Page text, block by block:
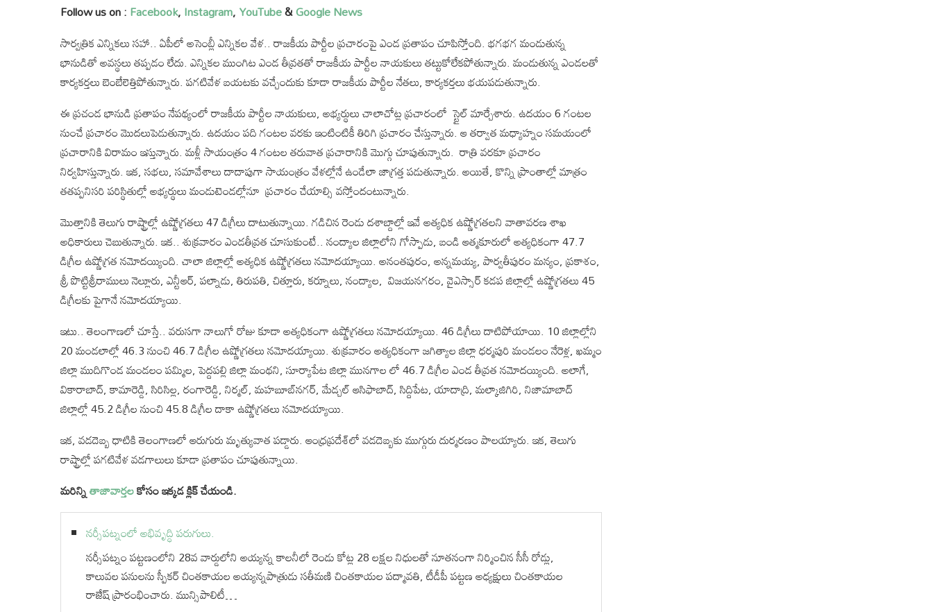
Follow us on :Facebook,Instagram,YouTube&Google News
సార్వత్రిక ఎన్నికలు సహా.. ఏపీలో అసెంబ్లీ ఎన్నికల వేళ.. రాజకీయ పార్టీల ప్రచారంపై ఎండ ప్రతాపం చూపిస్తోంది. భగభగ మండుతున్న
భానుడితో అవస్థలు తప్పడం లేదు. ఎన్నికల ముంగిట ఎండ తీవ్రతతో రాజకీయ పార్టీల నాయకులు తట్టుకోలేకపోతున్నారు. మండుతున్న ఎండలతో
కార్యకర్తలు బెంబేలెత్తిపోతున్నారు. పగటివేళ బయటకు వచ్చేందుకు కూడా రాజకీయ పార్టీల నేతలు, కార్యకర్తలు భయపడుతున్నారు.
ఈ ప్రచండ భానుడి ప్రతాపం నేపథ్యంలో రాజకీయ పార్టీల నాయకులు, అభ్యర్థులు చాలాచోట్ల ప్రచారంలో స్టైల్‌ మార్చేశారు. ఉదయం 6 గంటల
నుంచే ప్రచారం మొదలుపెడుతున్నారు. ఉదయం పది గంటల వరకు ఇంటింటికీ తిరిగి ప్రచారం చేస్తున్నారు. ఆ తర్వాత మధ్యాహ్నం సమయంలో
ప్రచారానికి విరామం ఇస్తున్నారు. మళ్లీ సాయంత్రం 4 గంటల తరువాత ప్రచారానికి మొగ్గు చూపుతున్నారు. రాత్రి వరకూ ప్రచారం
నిర్వహిస్తున్నారు. ఇక, సభలు, సమావేశాలు దాదాపుగా సాయంత్రం వేళల్లోనే ఉండేలా జాగ్రత్త పడుతున్నారు. అయితే, కొన్ని ప్రాంతాల్లో మాత్రం
తతప్పనిసరి పరిస్థితుల్లో అభ్యర్థులు మండుటెండల్లోనూ ప్రచారం చేయాల్సి వస్తోందంటున్నారు.
మొత్తానికి తెలుగు రాష్ట్రాల్లో ఉష్ణోగ్రతలు 47 డిగ్రీలు దాటుతున్నాయి. గడిచిన రెండు దశాబ్దాల్లో ఇవే అత్యధిక ఉష్ణోగ్రతలని వాతావరణ శాఖ
అధికారులు చెబుతున్నారు. ఇక.. శుక్రవారం ఎండతీవ్రత చూసుకుంటే.. నంద్యాల జిల్లాలోని గోస్పాడు, బండి ఆత్మకూరులో అత్యధికంగా 47.7
డిగ్రీల ఉష్ణోగ్రత నమోదయ్యింది. చాలా జిల్లాల్లో అత్యధిక ఉష్ణోగ్రతలు నమోదయ్యాయి. అనంతపురం, అన్నమయ్య, పార్వతీపురం మన్యం, ప్రకాశం,
శ్రీ పొట్టిశ్రీరాములు నెల్లూరు, ఎన్టీఆర్‌, పల్నాడు, తిరుపతి, చిత్తూరు, కర్నూలు, నంద్యాల, విజయనగరం, వైఎస్సార్‌ కడప జిల్లాల్లో ఉష్ణోగ్రతలు 45
డిగ్రీలకు పైగానే నమోదయ్యాయి.
ఇటు.. తెలంగాణలో చూస్తే.. వరుసగా నాలుగో రోజు కూడా అత్యధికంగా ఉష్ణోగ్రతలు నమోదయ్యాయి. 46 డిగ్రీలు దాటిపోయాయి. 10 జిల్లాల్లోని
20 మండలాల్లో 46.3 నుంచి 46.7 డిగ్రీల ఉష్ణోగ్రతలు నమోదయ్యాయి. శుక్రవారం అత్యధికంగా జగిత్యాల జిల్లా ధర్మపురి మండలం నేరెళ్ల, ఖమ్మం
జిల్లా ముదిగొండ మండలం పమ్మిల, పెద్దపల్లి జిల్లా మంథని, సూర్యాపేట జిల్లా మునగాల లో 46.7 డిగ్రీల ఎండ తీవ్రత నమోదయ్యింది. అలాగే,
వికారాబాద్‌, కామారెడ్డి, సిరిసిల్ల, రంగారెడ్డి, నిర్మల్‌, మహబూబ్‌నగర్‌, మేడ్చల్‌ ఆసిఫాబాద్‌, సిద్దిపేట, యాదాద్రి, మల్కాజిగిరి, నిజామాబాద్‌
జిల్లాల్లో 45.2 డిగ్రీల నుంచి 45.8 డిగ్రీల దాకా ఉష్ణోగ్రతలు నమోదయ్యాయి.
ఇక, వడదెబ్బ ధాటికి తెలంగాణలో ఆరుగురు మృత్యువాత పడ్డారు. ఆంధ్రప్రదేశ్‌లో వడదెబ్బకు ముగ్గురు దుర్మరణం పాలయ్యారు. ఇక, తెలుగు
రాష్ట్రాల్లో పగటివేళ వడగాలులు కూడా ప్రతాపం చూపుతున్నాయి.
మరిన్నితాజావార్తలకోసం ఇక్కడ క్లిక్ చేయండి.
నర్సీపట్నంలో అభివృద్ధి పరుగులు.
నర్సీపట్నం పట్టణంలోని 28వ వార్డులోని అయ్యన్న కాలనీలో రెండు కోట్ల 28 లక్షల నిధులతో నూతనంగా నిర్మించిన సీసీ రోడ్లు,
కాలువల పనులను స్పీకర్ చింతకాయల అయ్యన్నపాత్రుడు సతీమణి చింతకాయల పద్మావతి, టీడీపీ పట్టణ అధ్యక్షులు చింతకాయల
రాజేష్ ప్రారంభించారు. మున్సిపాలిటీ…